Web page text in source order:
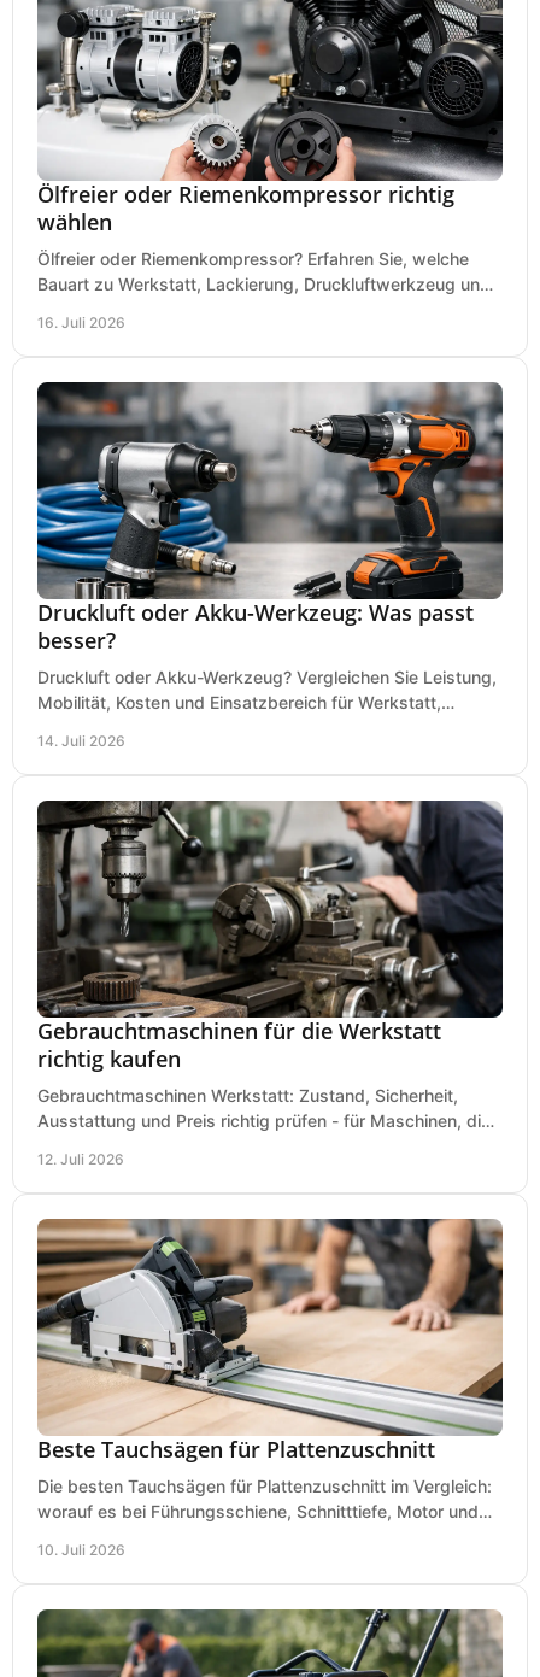
Ölfreier oder Riemenkompressor richtig
wählen
Ölfreier oder Riemenkompressor? Erfahren Sie, welche
Bauart zu Werkstatt, Lackierung, Druckluftwerkzeug und
16. Juli 2026
Druckluft oder Akku-Werkzeug: Was passt
besser?
Druckluft oder Akku-Werkzeug? Vergleichen Sie Leistung,
Mobilität, Kosten und Einsatzbereich für Werkstatt,
14. Juli 2026
Gebrauchtmaschinen für die Werkstatt
richtig kaufen
Gebrauchtmaschinen Werkstatt: Zustand, Sicherheit,
Ausstattung und Preis richtig prüfen - für Maschinen, die
12. Juli 2026
Beste Tauchsägen für Plattenzuschnitt
Die besten Tauchsägen für Plattenzuschnitt im Vergleich:
worauf es bei Führungsschiene, Schnitttiefe, Motor und
10. Juli 2026